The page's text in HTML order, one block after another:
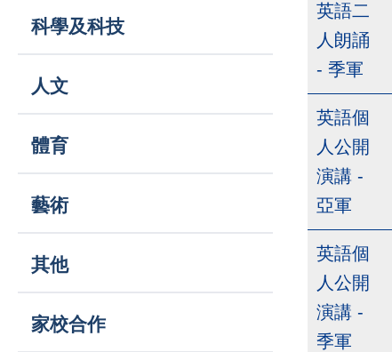
英語二
人朗誦
- 季軍
英語個
人公開
演講 -
亞軍
英語個
人公開
演講 -
季軍
科學及科技
人文
體育
藝術
其他
家校合作